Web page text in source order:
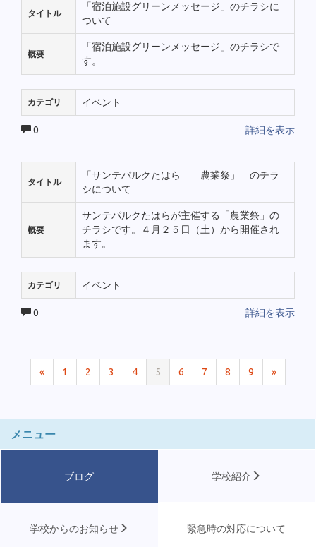
タイトル
「宿泊施設グリーンメッセージ」のチラシに
ついて
概要
「宿泊施設グリーンメッセージ」のチラシで
す。
カテゴリ イベント
0 詳細を表示
タイトル
「サンテパルクたはら 農業祭」 のチラ
シについて
概要
サンテパルクたはらが主催する「農業祭」の
チラシです。４月２５日（土）から開催され
ます。
カテゴリ イベント
0 詳細を表示
« 1 2 3 4 5 6 7 8 9 »
メニュー
ブログ 学校紹介
学校からのお知らせ 緊急時の対応について